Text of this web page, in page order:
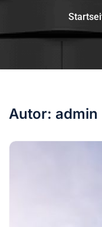
Autor: admin